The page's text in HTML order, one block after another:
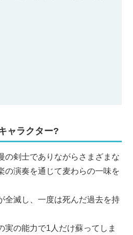
ャラクター?
の剣士でありながらさまざまな
の演奏を通じて麦わらの一味を
全滅し、一度は死んだ過去を持
実の能力で1人だけ蘇ってしま